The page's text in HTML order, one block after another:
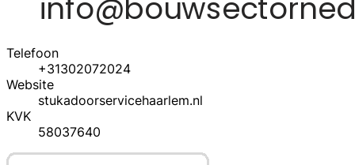
Telefoon
+31302072024
Website
stukadoorservicehaarlem.nl
KVK
58037640